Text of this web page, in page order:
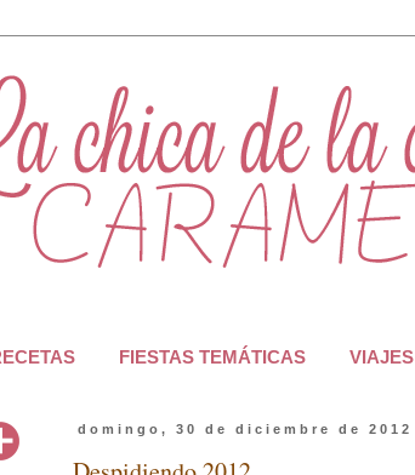
FIESTAS TEMÁTICAS VIAJES
domingo, 30 de diciembre de 2012